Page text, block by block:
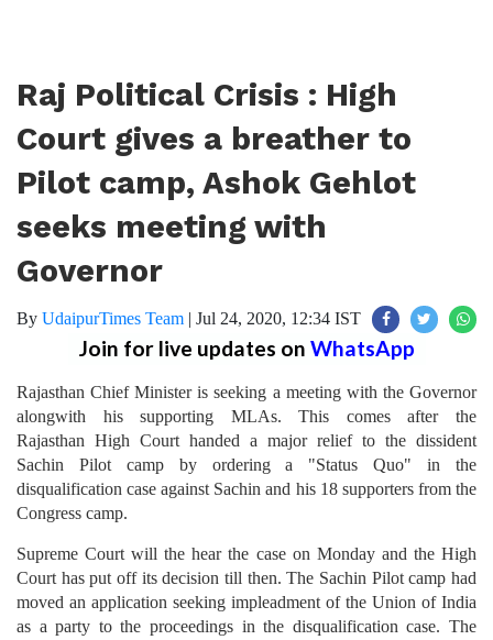
Raj Political Crisis : High
Court gives a breather to
Pilot camp, Ashok Gehlot
seeks meeting with
Governor
By UdaipurTimes Team | Jul 24, 2020, 12:34 IST
Join for live updates on WhatsApp
Rajasthan Chief Minister is seeking a meeting with the Governor
alongwith his supporting MLAs. This comes after the
Rajasthan High Court handed a major relief to the dissident
Sachin Pilot camp by ordering a "Status Quo" in the
disqualification case against Sachin and his 18 supporters from the
Congress camp.
Supreme Court will the hear the case on Monday and the High
Court has put off its decision till then. The Sachin Pilot camp had
moved an application seeking impleadment of the Union of India
as a party to the proceedings in the disqualification case. The